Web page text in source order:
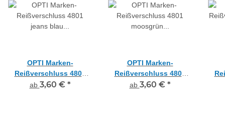
OPTI Marken-
Reißverschluss 4801
jeans blau Kunststoff,
ab 3,60 € *
OPTI Marken-
Reißverschluss 4801
moosgrün Kunststoff,
ab 3,60 € *